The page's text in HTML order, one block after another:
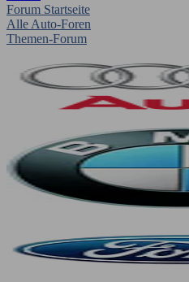
Forum Startseite
Alle Auto-Foren
Themen-Forum